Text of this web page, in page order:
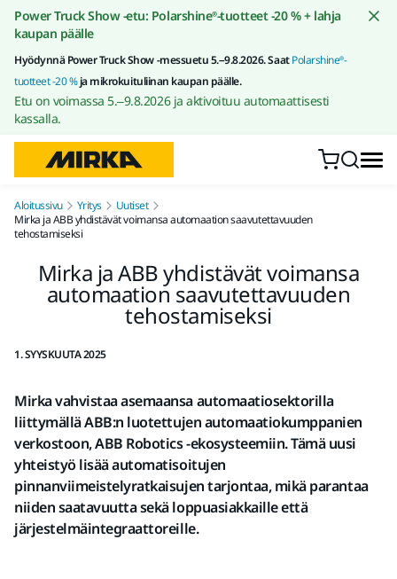
Siirry sisältöön
Power Truck Show -etu: Polarshine®-tuotteet -20 % + lahja
kaupan päälle
Hyödynnä Power Truck Show -messuetu 5.–9.8.2026. SaatPolarshine®-
tuotteet -20 %ja mikrokuituliinan kaupan päälle.
Etu on voimassa 5.–9.8.2026 ja aktivoituu automaattisesti
kassalla.
Aloitussivu Yritys
Uutiset
Mirka ja ABB yhdistävät voimansa automaation saavutettavuuden
tehostamiseksi
Mirka ja ABB yhdistävät voimansa
automaation saavutettavuuden
tehostamiseksi
1. SYYSKUUTA 2025
Mirka vahvistaa asemaansa automaatiosektorilla
liittymällä ABB:n luotettujen automaatiokumppanien
verkostoon, ABB Robotics -ekosysteemiin. Tämä uusi
yhteistyö lisää automatisoitujen
pinnanviimeistelyratkaisujen tarjontaa, mikä parantaa
niiden saatavuutta sekä loppuasiakkaille että
järjestelmäintegraattoreille.